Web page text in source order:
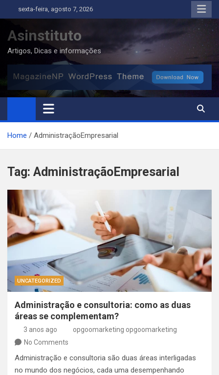
to
content
sexta-feira, agosto 7, 2026
Asinstituto
Artigos, Dicas e informações
Home AdministraçãoEmpresarial
Tag: AdministraçãoEmpresarial
UNCATEGORIZED
Administração e consultoria: como as duas
áreas se complementam?
3 anos ago
opgoomarketing opgoomarketing
No Comments
Administração e consultoria são duas áreas interligadas
no mundo dos negócios, cada uma desempenhando